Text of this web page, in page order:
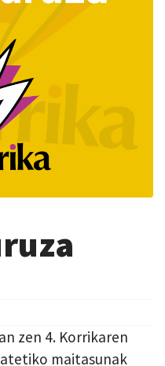
zen 4. Korrikaren
maitasunak